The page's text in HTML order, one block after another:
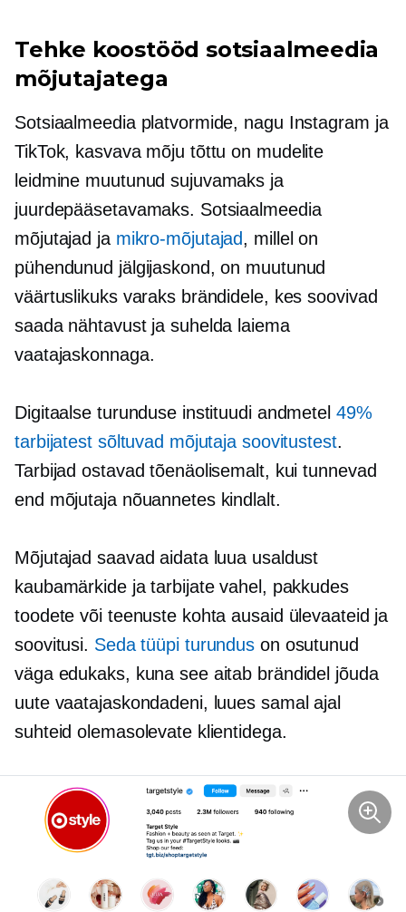
Tehke koostööd sotsiaalmeedia
mõjutajatega
Sotsiaalmeedia platvormide, nagu Instagram ja
TikTok, kasvava mõju tõttu on mudelite
leidmine muutunud sujuvamaks ja
juurdepääsetavamaks. Sotsiaalmeedia
mõjutajad ja mikro-mõjutajad, millel on
pühendunud jälgijaskond, on muutunud
väärtuslikuks varaks brändidele, kes soovivad
saada nähtavust ja suhelda laiema
vaatajaskonnaga.
Digitaalse turunduse instituudi andmetel 49%
tarbijatest sõltuvad mõjutaja soovitustest.
Tarbijad ostavad tõenäolisemalt, kui tunnevad
end mõjutaja nõuannetes kindlalt.
Mõjutajad saavad aidata luua usaldust
kaubamärkide ja tarbijate vahel, pakkudes
toodete või teenuste kohta ausaid ülevaateid ja
soovitusi. Seda tüüpi turundus on osutunud
väga edukaks, kuna see aitab brändidel jõuda
uute vaatajaskondadeni, luues samal ajal
suhteid olemasolevate klientidega.